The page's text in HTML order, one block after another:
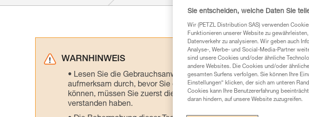
WARNHINWEIS
Lesen Sie die Gebrauchsanweisungen der Produkte, um die es in
aufmerksam durch, bevor Sie diesen zu Rate ziehen. Um diese
können, müssen Sie zuerst die in der Gebrauchsanweisung
verstanden haben.
Sie entscheiden, welche Daten Sie
Wir (PETZL Distribution SAS) verwenden
Funktionieren unserer Website zu
Datenverkehr zu analysieren. Wir geben auch
Analyse-, Werbe- und Social-Media-Partner
sind unsere Cookies und/oder ähnliche
andere Websites. Die Cookies und/oder
gesamten Surfens verfolgen. Sie können Ihre
Einstellungen“ klicken, der sich am unteren
Cookies kann Ihre Benutzererfahrung
daran hindern, auf unsere Website zuzugreifen.